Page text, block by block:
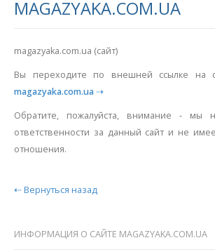
MAGAZYAKA.COM.UA
magazyaka.com.ua (сайт)
Вы переходите по внешней ссылке на
magazyaka.com.ua⇢
Обратите, пожалуйста, внимание - мы
ответственности за данный сайт и не
отношения.
⇠ Вернуться назад
ИНФОРМАЦИЯ О САЙТЕ MAGAZYAKA.COM.UA